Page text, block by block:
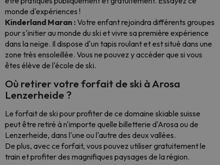
monde d'expériences !
Kinderland Maran :Votre enfant rejoindra différents groupes
pour s'initier au monde du ski et vivre sa première expérience
dans la neige. Il dispose d'un tapis roulant et est situé dans une
zone très ensoleillée. Vous ne pouvez y accéder que si vous
êtes élève de l'école de ski.
Où retirer votre forfait de ski à Arosa
Lenzerheide ?
Le forfait de ski pour profiter de ce domaine skiable suisse
peut être retiré à n'importe quelle billetterie d'Arosa ou de
Lenzerheide, dans l'une ou l'autre des deux vallées.
De plus, avec ce forfait, vous pouvez utiliser gratuitement le
train et profiter des magnifiques paysages de la région.